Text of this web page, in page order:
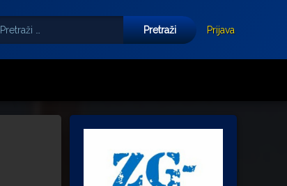
Prijava